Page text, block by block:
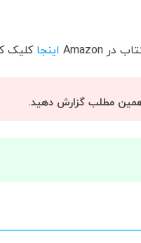
در Amazon اینجاکلیک
مطلب گزارش دهید.